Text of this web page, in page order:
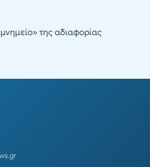
της αδιαφορίας